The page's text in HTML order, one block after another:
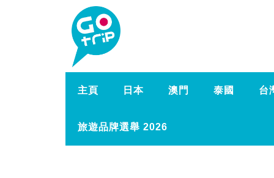
主頁 日本 澳門 泰國 台
旅遊品牌選舉 2026